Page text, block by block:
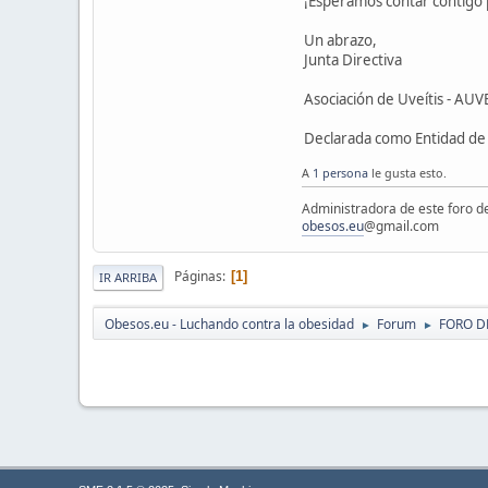
Un abrazo,
Junta Directiva
Asociación de Uveítis -
Declarada como Entidad
A 1 persona le gusta esto.
Administradora de este foro
obesos.eu@gmail.com
IR ARRIBA Páginas 1
Obesos.eu - Luchando contra la obesidad ► Forum ► FORO